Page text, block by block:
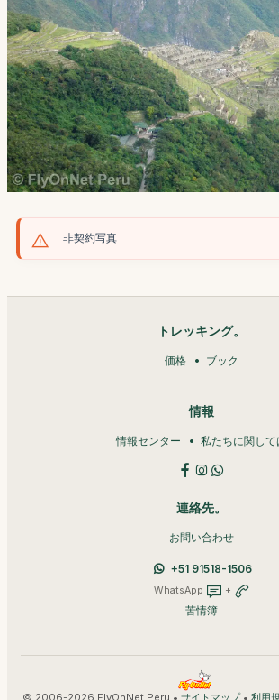
非契約写真
トレッキング。
価格 ブック
情報
情報センター 私たちに関して
連絡先。
お問い合わせ
+51 91518-1506
WhatsApp +
苦情簿
© 2006-2026 FlyOnNet Peru • •